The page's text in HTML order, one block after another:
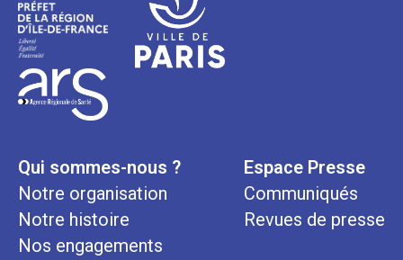
Qui sommes-nous ?
Notre organisation
Notre histoire
Nos engagements
Espace Presse
Communiqués
Revues de presse